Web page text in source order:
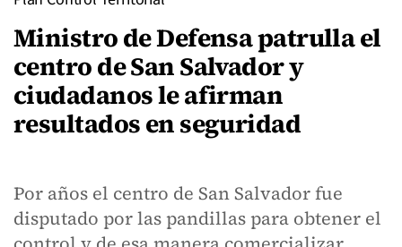
Ministro de Defensa patrulla el
centro de San Salvador y
ciudadanos le afirman
resultados en seguridad
Por años el centro de San Salvador fue
disputado por las pandillas para obtener el